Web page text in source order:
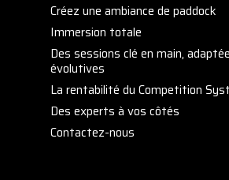
Créez une ambiance de paddock
Immersion totale
Des sessions clé en main,
évolutives
La rentabilité du Competition
Des experts à vos côtés
Contactez-nous